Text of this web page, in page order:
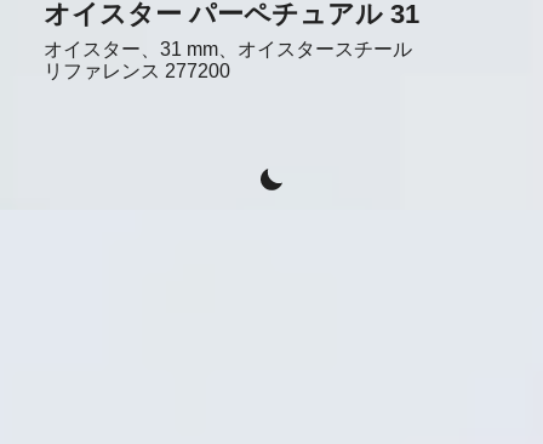
オイスター パーペチュアル 31
オイスター、31 mm、オイスタースチール
リファレンス 277200